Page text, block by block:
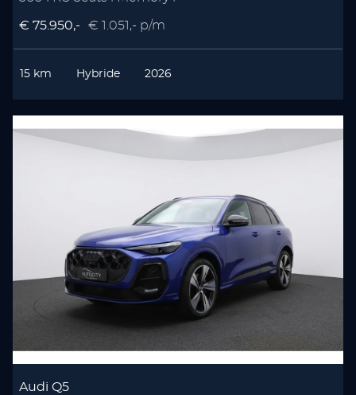
€ 75.950,- € 1.051,- p/m
15 km Hybride 2026
Audi Q5